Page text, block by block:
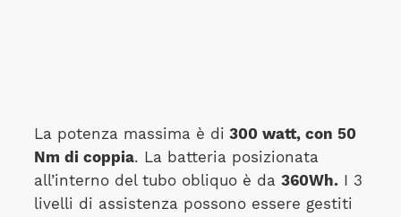
La potenza massima è di 300 watt, con 50
Nm di coppia. La batteria posizionata
all’interno del tubo obliquo è da 360Wh.I 3
livelli di assistenza possono essere gestiti